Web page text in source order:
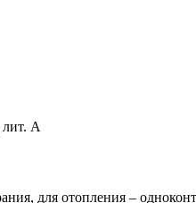
лит. А
для отопления –